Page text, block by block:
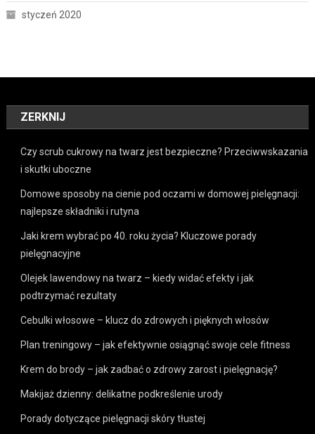
styczeń 2020
ZERKNIJ
Czy scrub cukrowy na twarz jest bezpieczne? Przeciwwskazania
i skutki uboczne
Domowe sposoby na cienie pod oczami w domowej pielęgnacji:
najlepsze składniki i rutyna
Jaki krem wybrać po 40. roku życia? Kluczowe porady
pielęgnacyjne
Olejek lawendowy na twarz – kiedy widać efekty i jak
podtrzymać rezultaty
Cebulki włosowe – klucz do zdrowych i pięknych włosów
Plan treningowy – jak efektywnie osiągnąć swoje cele fitness
Krem do brody – jak zadbać o zdrowy zarost i pielęgnację?
Makijaż dzienny: delikatne podkreślenie urody
Porady dotyczące pielęgnacji skóry tłustej